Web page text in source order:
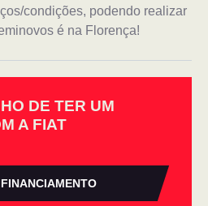
condições, podendo realizar
é na Florença!
DE TER UM
A FIAT